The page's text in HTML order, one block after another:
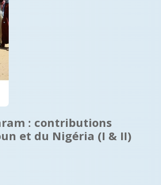
: contributions
et du Nigéria (I & II)